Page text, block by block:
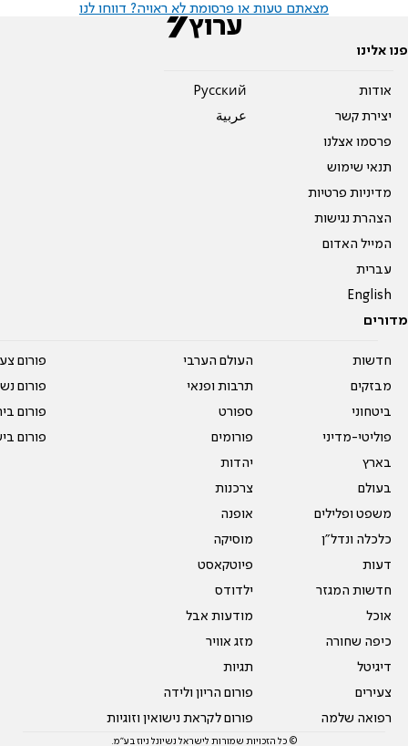
מצאתם טעות או פרסומת לא ראויה? דווחו לנו
פנו אלינו
אודות
יצירת קשר
פרסמו אצלנו
תנאי שימוש
מדיניות פרטיות
הצהרת נגישות
המייל האדום
עברית
English
Pусский
عربية
מדורים
חדשות
מבזקים
ביטחוני
פוליטי-מדיני
בארץ
בעולם
משפט ופלילים
כלכלה ונדל"ן
דעות
חדשות המגזר
אוכל
כיפה שחורה
דיגיטל
צעירים
רפואה שלמה
העולם הערבי
תרבות ופנאי
ספורט
פורומים
יהדות
צרכנות
אופנה
מוסיקה
פיוטקאסט
ילדודס
מודעות אבל
מזג אוויר
תגיות
פורום הריון ולידה
פורום לקראת נישואין וזוגיות
פורום
פורום
פורום
פורום
© כל הזכויות שמורות לישראל נשיונל ניוז בע"מ.